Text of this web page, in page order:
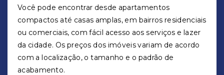
Você pode encontrar desde apartamentos
compactos até casas amplas, em bairros residenciais
ou comerciais, com fácil acesso aos serviços e lazer
da cidade. Os preços dos imóveis variam de acordo
com a localização, o tamanho e o padrão de
acabamento.